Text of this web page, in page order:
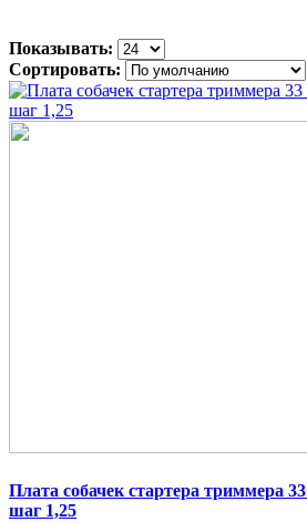
Показывать:
Сортировать:
Плата собачек стартера триммера
шаг 1,25